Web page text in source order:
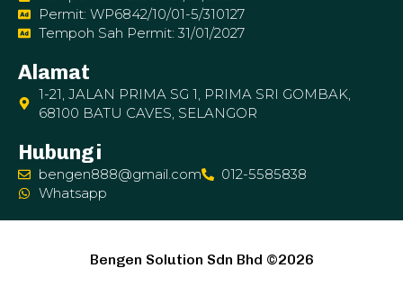
Permit: WP6842/10/01-5/310127
Tempoh Sah Permit: 31/01/2027
Alamat
1-21, JALAN PRIMA SG 1, PRIMA SRI GOMBAK,
68100 BATU CAVES, SELANGOR
Hubungi
bengen888@gmail.com
012-5585838
Whatsapp
Bengen Solution Sdn Bhd ©2026